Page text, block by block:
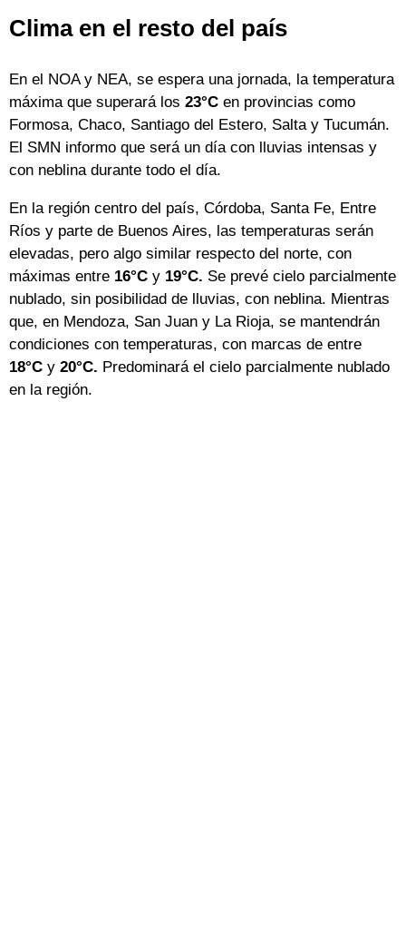
Clima en el resto del país
En el NOA y NEA, se espera una jornada, la temperatura
máxima que superará los 23°C en provincias como
Formosa, Chaco, Santiago del Estero, Salta y Tucumán.
El SMN informo que será un día con lluvias intensas y
con neblina durante todo el día.
En la región centro del país, Córdoba, Santa Fe, Entre
Ríos y parte de Buenos Aires, las temperaturas serán
elevadas, pero algo similar respecto del norte, con
máximas entre 16°C y 19°C. Se prevé cielo parcialmente
nublado, sin posibilidad de lluvias, con neblina. Mientras
que, en Mendoza, San Juan y La Rioja, se mantendrán
condiciones con temperaturas, con marcas de entre
18°C y 20°C. Predominará el cielo parcialmente nublado
en la región.